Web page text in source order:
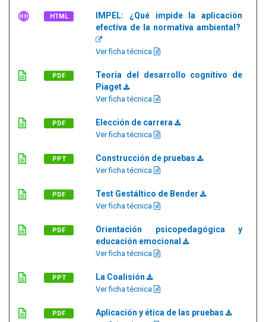
HTML
IMPEL: ¿Qué impide la aplicación
efectiva de la normativa ambiental?
Ver ficha técnica
PDF
Teoría del desarrollo cognitivo de
Piaget
Ver ficha técnica
PDF Elección de carrera
Ver ficha técnica
PPT Construcción de pruebas
Ver ficha técnica
PDF Test Gestáltico de Bender
Ver ficha técnica
PDF
Orientación psicopedagógica y
educación emocional
Ver ficha técnica
PPT La Coalisión
Ver ficha técnica
PDF Aplicación y ética de las pruebas